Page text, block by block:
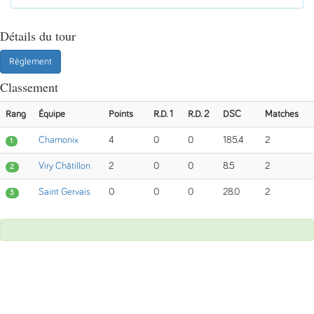
Détails du tour
Règlement
Classement
Rang Équipe Points R.D. 1 R.D. 2 DSC Matches
1 Chamonix 4 0 0 185.4 2
2 Viry Châtillon 2 0 0 8.5 2
3 Saint Gervais 0 0 0 28.0 2